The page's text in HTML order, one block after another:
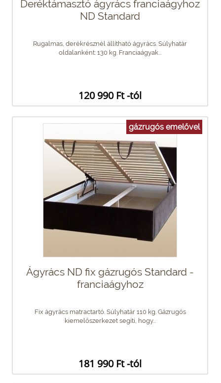
Deréktámasztó ágyrács franciaágyhoz
ND Standard
Rugalmas, derékrésznél állítható ágyrács. Súlyhatár
oldalanként: 130 kg. Franciaágyak...
120 990 Ft -tól
gázrugós emelővel
Ágyrács ND fix gázrugós Standard -
franciaágyhoz
Fix ágyrács matractartó. Súlyhatár 110 kg. Gázrugós
kiemelőszerkezet segíti, hogy...
181 990 Ft -tól